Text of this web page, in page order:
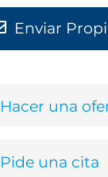
Enviar
Hacer una
Pide una cita